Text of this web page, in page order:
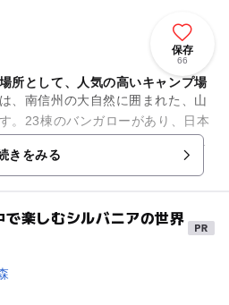
保存
66
所として、人気の高いキャンプ場
、南信州の大自然に囲まれた、山
。23棟のバンガローがあり、日本
して、南信州で人気の高いキャン
きをみる
楽しむシルバニアの世界